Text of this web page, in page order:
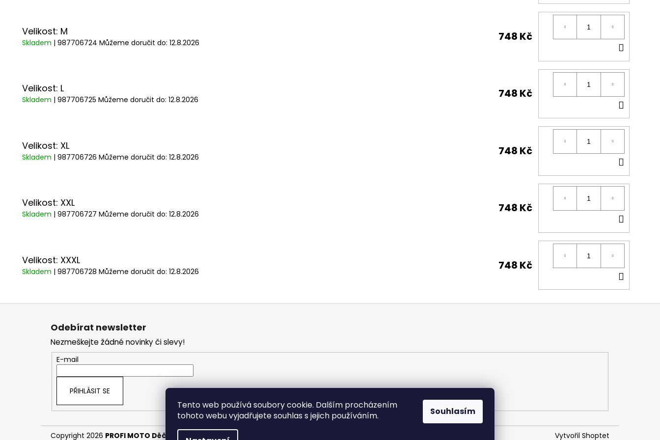
Tento web používá soubory cookie. Dalším procházením
tohoto webu vyjadřujete souhlas s jejich používáním.
Souhlasím
Velikost: M
Skladem | 987706724 Můžeme doručit do: 12.8.2026 748 Kč
Velikost: L
Skladem | 987706725 Můžeme doručit do: 12.8.2026 748 Kč
Velikost: XL
Skladem | 987706726 Můžeme doručit do: 12.8.2026 748 Kč
Velikost: XXL
Skladem | 987706727 Můžeme doručit do: 12.8.2026 748 Kč
Velikost: XXXL
Skladem | 987706728 Můžeme doručit do: 12.8.2026 748 Kč
Odebírat newsletter
Nezmeškejte žádné novinky či slevy!
E-mail
PŘIHLÁSIT SE
Vytvořil Shoptet
Copyright 2026 PROFI MOTO Děčín . Všechna práva vyhrazena.